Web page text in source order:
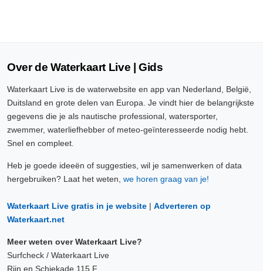
Over de Waterkaart Live | Gids
Waterkaart Live is de waterwebsite en app van Nederland, België,
Duitsland en grote delen van Europa. Je vindt hier de belangrijkste
gegevens die je als nautische professional, watersporter,
zwemmer, waterliefhebber of meteo-geïnteresseerde nodig hebt.
Snel en compleet.
Heb je goede ideeën of suggesties, wil je samenwerken of data
hergebruiken? Laat het weten, we horen graag van je!
Waterkaart Live gratis in je website | Adverteren op
Waterkaart.net
Meer weten over Waterkaart Live?
Surfcheck / Waterkaart Live
Rijn en Schiekade 115 F